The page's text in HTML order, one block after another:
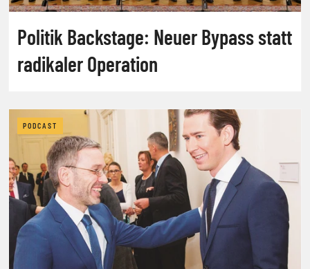
Politik Backstage: Neuer Bypass statt
radikaler Operation
PODCAST